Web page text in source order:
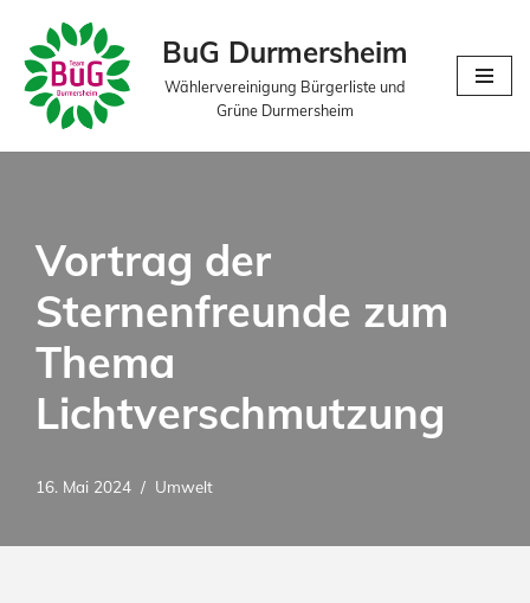
Zum
Inhalt
springen
BuG Durmersheim
Wählervereinigung Bürgerliste und
Grüne Durmersheim
Vortrag der
Sternenfreunde zum
Thema
Lichtverschmutzung
16. Mai 2024 Umwelt